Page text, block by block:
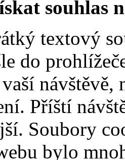
souhlas
textový
do
Příští
Soubory
bylo